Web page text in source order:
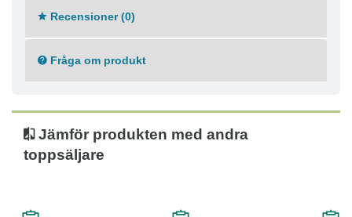
Recensioner (0)
Fråga om produkt
Jämför produkten med andra
toppsäljare